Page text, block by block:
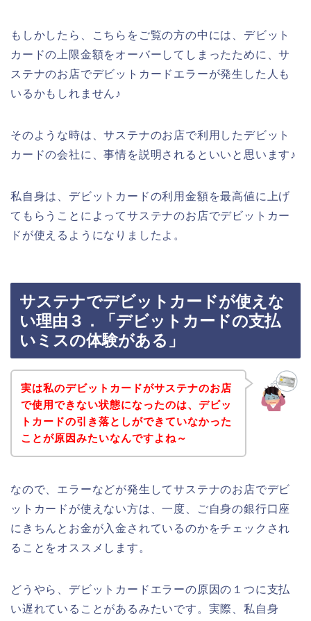
もしかしたら、こちらをご覧の方の中には、デビット
カードの上限金額をオーバーしてしまったために、サ
ステナのお店でデビットカードエラーが発生した人も
いるかもしれません♪
そのような時は、サステナのお店で利用したデビット
カードの会社に、事情を説明されるといいと思います♪
私自身は、デビットカードの利用金額を最高値に上げ
てもらうことによってサステナのお店でデビットカー
ドが使えるようになりましたよ。
サステナでデビットカードが使えな
い理由３．「デビットカードの支払
いミスの体験がある」
実は私のデビットカードがサステナのお店
で使用できない状態になったのは、デビッ
トカードの引き落としができていなかった
ことが原因みたいなんですよね～
なので、エラーなどが発生してサステナのお店でデビ
ットカードが使えない方は、一度、ご自身の銀行口座
にきちんとお金が入金されているのかをチェックされ
ることをオススメします。
どうやら、デビットカードエラーの原因の１つに支払
い遅れていることがあるみたいです。実際、私自身